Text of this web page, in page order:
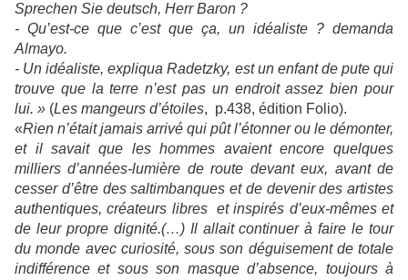
Sprechen Sie deutsch, Herr Baron ?
- Qu’est-ce que c’est que ça, un idéaliste ? demanda
Almayo.
- Un idéaliste, expliqua Radetzky, est un enfant de pute qui
trouve que la terre n’est pas un endroit assez bien pour
lui. » (Les mangeurs d’étoiles, p.438, édition Folio).
«Rien n’était jamais arrivé qui pût l’étonner ou le démonter,
et il savait que les hommes avaient encore quelques
milliers d’années-lumière de route devant eux, avant de
cesser d’être des saltimbanques et de devenir des artistes
authentiques, créateurs libres et inspirés d’eux-mêmes et
de leur propre dignité.(…) Il allait continuer à faire le tour
du monde avec curiosité, sous son déguisement de totale
indifférence et sous son masque d’absence, toujours à